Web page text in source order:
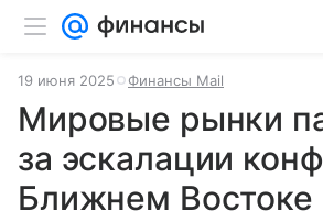
19 июня 2025 Финансы Mail
Мировые рынки
за эскалации
Ближнем Востоке